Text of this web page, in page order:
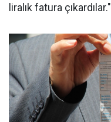
liralık fatura çıkardılar."